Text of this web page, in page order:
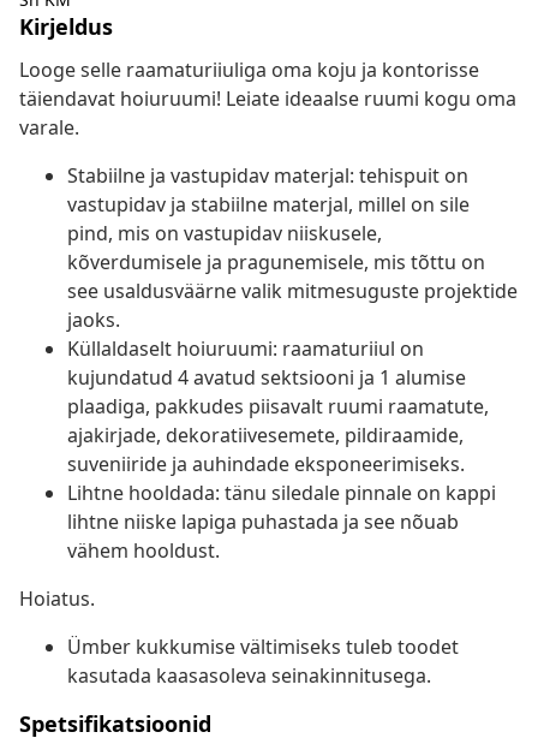
Kirjeldus
Looge selle raamaturiiuliga oma koju ja kontorisse
täiendavat hoiuruumi! Leiate ideaalse ruumi kogu oma
varale.
Stabiilne ja vastupidav materjal: tehispuit on
vastupidav ja stabiilne materjal, millel on sile
pind, mis on vastupidav niiskusele,
kõverdumisele ja pragunemisele, mis tõttu on
see usaldusväärne valik mitmesuguste projektide
jaoks.
Küllaldaselt hoiuruumi: raamaturiiul on
kujundatud 4 avatud sektsiooni ja 1 alumise
plaadiga, pakkudes piisavalt ruumi raamatute,
ajakirjade, dekoratiivesemete, pildiraamide,
suveniiride ja auhindade eksponeerimiseks.
Lihtne hooldada: tänu siledale pinnale on kappi
lihtne niiske lapiga puhastada ja see nõuab
vähem hooldust.
Hoiatus.
Ümber kukkumise vältimiseks tuleb toodet
kasutada kaasasoleva seinakinnitusega.
Spetsifikatsioonid